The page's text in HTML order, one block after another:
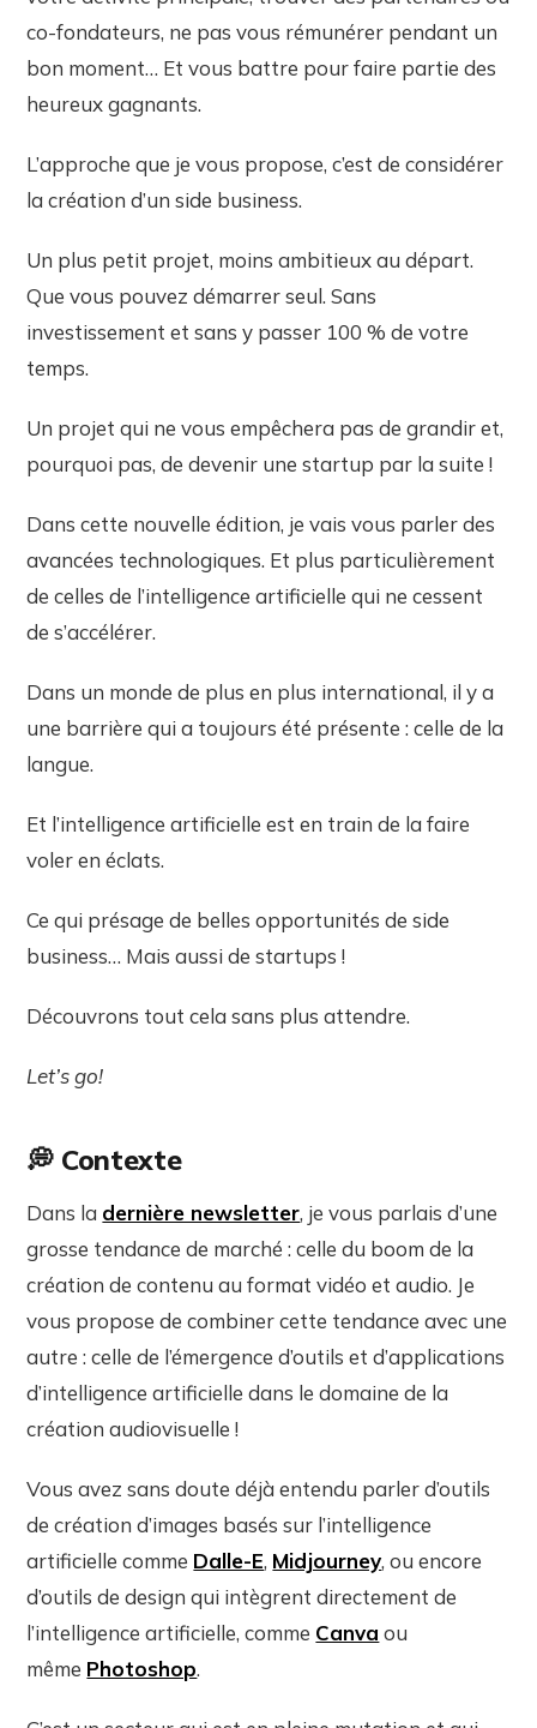
co-fondateurs, ne pas vous rémunérer pendant un
bon moment… Et vous battre pour faire partie des
heureux gagnants.
L’approche que je vous propose, c’est de considérer
la création d’un side business.
Un plus petit projet, moins ambitieux au départ.
Que vous pouvez démarrer seul. Sans
investissement et sans y passer 100 % de votre
temps.
Un projet qui ne vous empêchera pas de grandir et,
pourquoi pas, de devenir une startup par la suite !
Dans cette nouvelle édition, je vais vous parler des
avancées technologiques. Et plus particulièrement
de celles de l’intelligence artificielle qui ne cessent
de s’accélérer.
Dans un monde de plus en plus international, il y a
une barrière qui a toujours été présente : celle de la
langue.
Et l’intelligence artificielle est en train de la faire
voler en éclats.
Ce qui présage de belles opportunités de side
business… Mais aussi de startups !
Découvrons tout cela sans plus attendre.
Let’s go!
💭 Contexte
Dans la dernière newsletter, je vous parlais d’une
grosse tendance de marché : celle du boom de la
création de contenu au format vidéo et audio. Je
vous propose de combiner cette tendance avec une
autre : celle de l’émergence d’outils et d’applications
d’intelligence artificielle dans le domaine de la
création audiovisuelle !
Vous avez sans doute déjà entendu parler d’outils
de création d’images basés sur l’intelligence
artificielle comme Dalle-E, Midjourney, ou encore
d’outils de design qui intègrent directement de
l’intelligence artificielle, comme Canva ou
même Photoshop.